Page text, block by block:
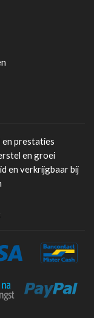
prestaties
en groei
en verkrijgbaar bij